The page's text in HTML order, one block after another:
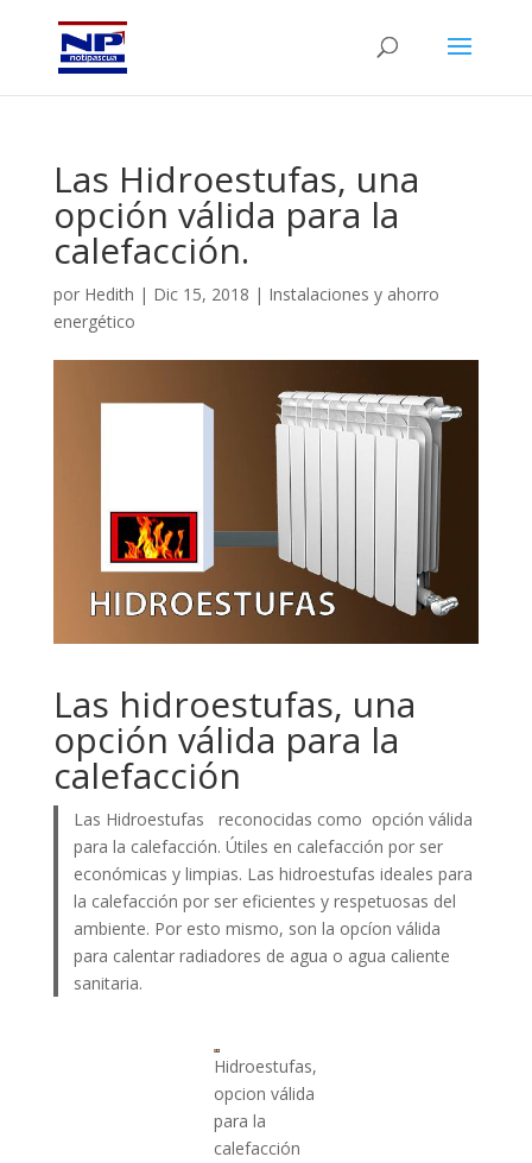
Las Hidroestufas, una
opción válida para la
calefacción.
por Hedith | Dic 15, 2018 | Instalaciones y ahorro
energético
Las hidroestufas, una
opción válida para la
calefacción
Las Hidroestufas reconocidas como opción válida
para la calefacción. Útiles en calefacción por ser
económicas y limpias. Las hidroestufas ideales para
la calefacción por ser eficientes y respetuosas del
ambiente. Por esto mismo, son la opcíon válida
para calentar radiadores de agua o agua caliente
sanitaria.
Hidroestufas,
opcion válida
para la
calefacción